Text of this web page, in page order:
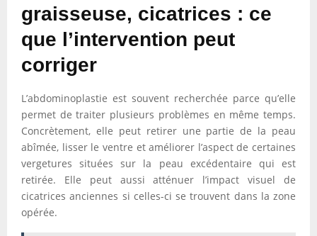
graisseuse, cicatrices : ce
que l’intervention peut
corriger
L’abdominoplastie est souvent recherchée parce qu’elle
permet de traiter plusieurs problèmes en même temps.
Concrètement, elle peut retirer une partie de la peau
abîmée, lisser le ventre et améliorer l’aspect de certaines
vergetures situées sur la peau excédentaire qui est
retirée. Elle peut aussi atténuer l’impact visuel de
cicatrices anciennes si celles-ci se trouvent dans la zone
opérée.